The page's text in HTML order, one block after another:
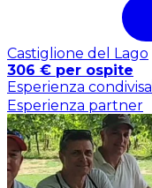
Castiglione del Lago
306 € per ospite
Esperienza condivisa
Esperienza partner